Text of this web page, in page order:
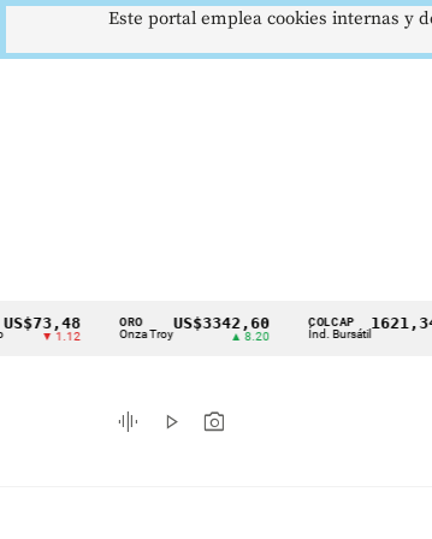
Cintillo
indicadores
económicos
ORO
Onza Troy
US$3342,60 COLCAP
Índ. Bursátil
1621,34 pts
graphic_eq play_arrow photo_camera
Este portal emplea cookies internas y